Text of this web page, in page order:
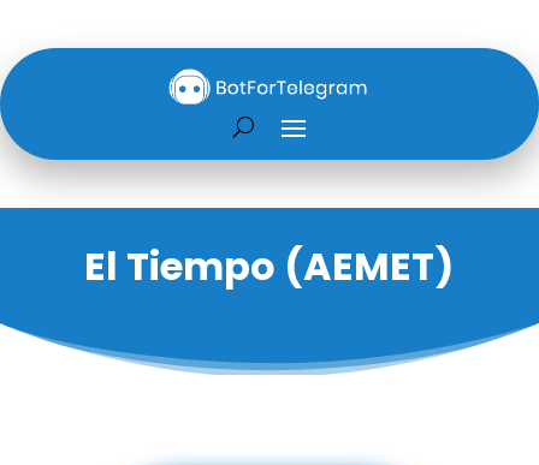
El Tiempo (AEMET)